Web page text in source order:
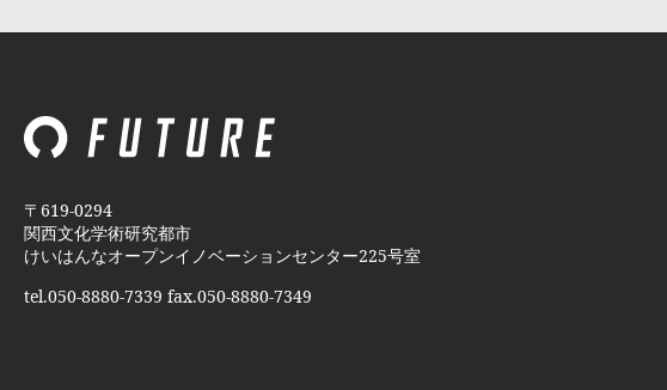
〒619-0294
関西文化学術研究都市
けいはんなオープンイノベーションセンター225号室
tel.050-8880-7339 fax.050-8880-7349